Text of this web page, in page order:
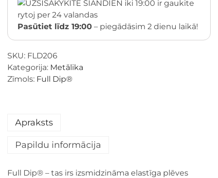
Pasūtiet līdz 19:00 – piegādāsim 2 dienu laikā!
SKU: FLD206
Kategorija: Metālika
Zīmols: Full Dip®
Apraksts
Papildu informācija
Full Dip® – tas irs izsmidzināma elastīga plēves